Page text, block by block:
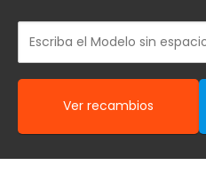
Ver recambios